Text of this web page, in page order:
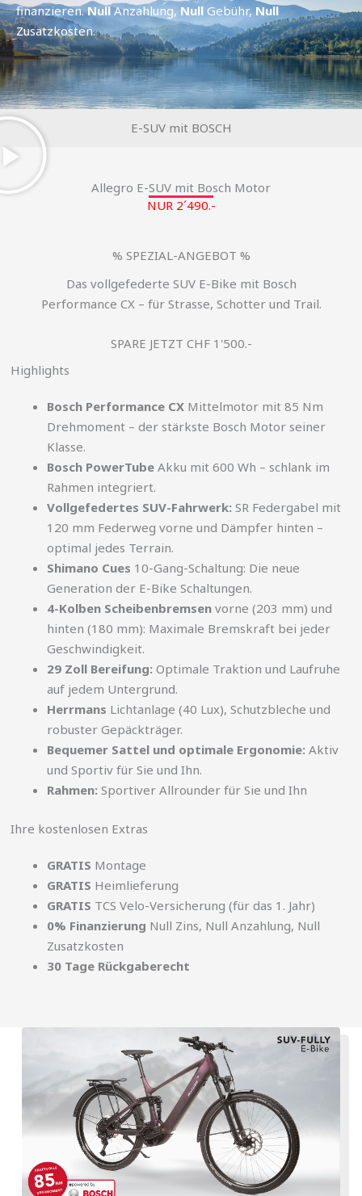
finanzieren.NullAnzahlung, Null Gebühr,Null
Zusatzkosten.
E-SUV mit BOSCH
Allegro E-SUV mit Bosch Motor
NUR 2´490.-
% SPEZIAL-ANGEBOT %
Das vollgefederte SUV E-Bike mit Bosch
Performance CX – für Strasse, Schotter und Trail.
SPARE JETZT CHF 1'500.-
Highlights
Bosch Performance CX Mittelmotor mit 85 Nm
Drehmoment – der stärkste Bosch Motor seiner
Klasse.
Bosch PowerTube Akku mit 600 Wh – schlank im
Rahmen integriert.
Vollgefedertes SUV-Fahrwerk: SR Federgabel mit
120 mm Federweg vorne und Dämpfer hinten –
optimal jedes Terrain.
Shimano Cues 10-Gang-Schaltung: Die neue
Generation der E-Bike Schaltungen.
4-Kolben Scheibenbremsen vorne (203 mm) und
hinten (180 mm): Maximale Bremskraft bei jeder
Geschwindigkeit.
29 Zoll Bereifung: Optimale Traktion und Laufruhe
auf jedem Untergrund.
Herrmans Lichtanlage (40 Lux), Schutzbleche und
robuster Gepäckträger.
Bequemer Sattel und optimale Ergonomie: Aktiv
und Sportiv für Sie und Ihn.
Rahmen: Sportiver Allrounder für Sie und Ihn
Ihre kostenlosen Extras
GRATIS Montage
GRATIS Heimlieferung
GRATIS TCS Velo-Versicherung (für das 1. Jahr)
0% Finanzierung Null Zins, Null Anzahlung, Null
Zusatzkosten
30 Tage Rückgaberecht